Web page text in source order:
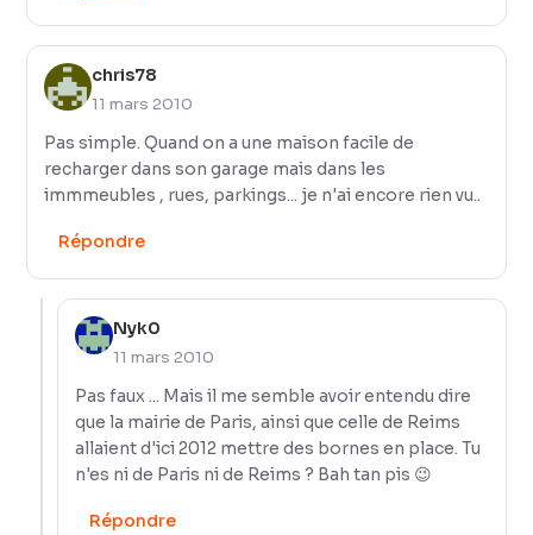
chris78
11 mars 2010
Pas simple. Quand on a une maison facile de
recharger dans son garage mais dans les
immmeubles , rues, parkings... je n'ai encore rien vu..
Répondre
Nyk0
11 mars 2010
Pas faux ... Mais il me semble avoir entendu dire
que la mairie de Paris, ainsi que celle de Reims
allaient d'ici 2012 mettre des bornes en place. Tu
n'es ni de Paris ni de Reims ? Bah tan pis 😉
Répondre